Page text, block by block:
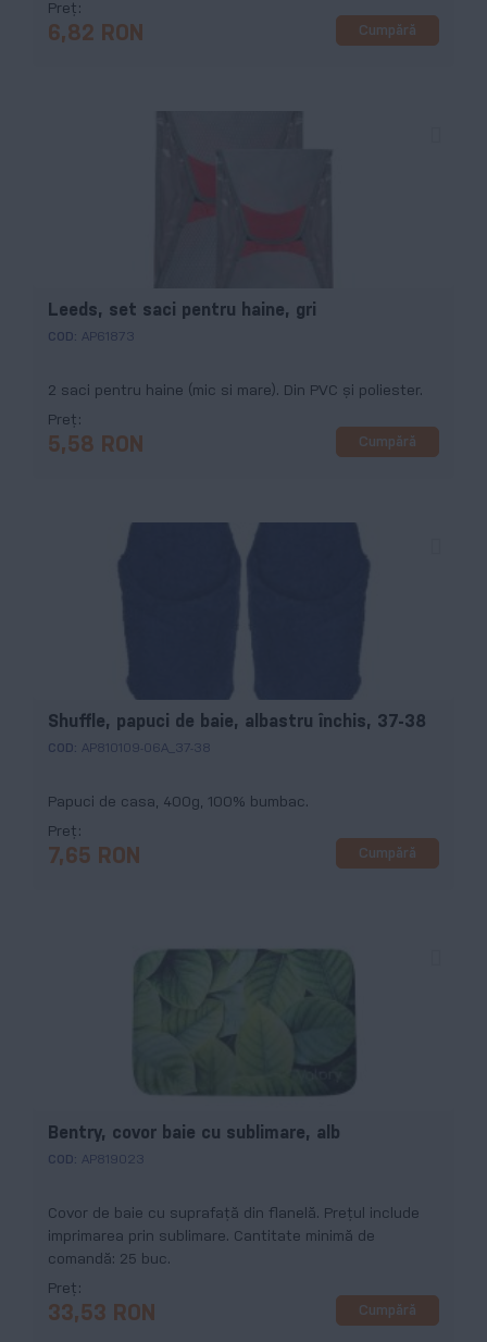
Preț
6,82 RON Cumpără
Leeds, set saci pentru haine, gri
COD: AP61873
2 saci pentru haine (mic si mare). Din PVC şi poliester.
Preț
5,58 RON Cumpără
Shuffle, papuci de baie, albastru închis, 37-38
COD: AP810109-06A_37-38
Papuci de casa, 400g, 100% bumbac.
Preț
7,65 RON Cumpără
Bentry, covor baie cu sublimare, alb
COD: AP819023
Covor de baie cu suprafață din flanelă. Prețul include
imprimarea prin sublimare. Cantitate minimă de
comandă: 25 buc.
Preț
33,53 RON Cumpără